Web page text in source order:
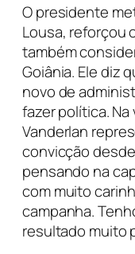
O presidente
Lousa, reforçou
também
Goiânia. Ele diz
novo de
fazer política.
Vanderlan
convicção
pensando na
com muito
campanha.
resultado muito